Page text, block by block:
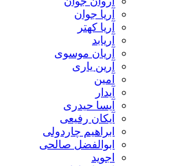
آریا جوان
آریا کهتر
آریابد
آریان موسوی
آرین یاری
آمین
آیدار
آیسا حیدری
آیکان رفیعی
ابراهیم چاردولی
ابوالفضل صالحی
اجوید